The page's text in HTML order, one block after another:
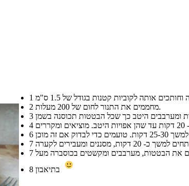
1
2
מחממים את התנור לחום של 200 מעלות.
3
4
6
7
7
8